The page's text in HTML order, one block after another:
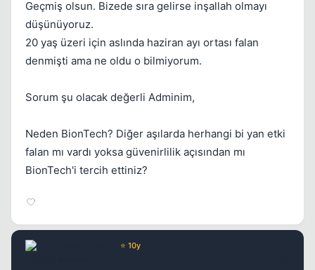
Geçmiş olsun. Bizede sıra gelirse inşallah olmayı
düşünüyoruz.
20 yaş üzeri için aslında haziran ayı ortası falan
denmişti ama ne oldu o bilmiyorum.
Sorum şu olacak değerli Adminim,
Neden BionTech? Diğer aşılarda herhangi bi yan etki
falan mı vardı yoksa güvenirlilik açısından mı
BionTech'i tercih ettiniz?
⭐ 10y